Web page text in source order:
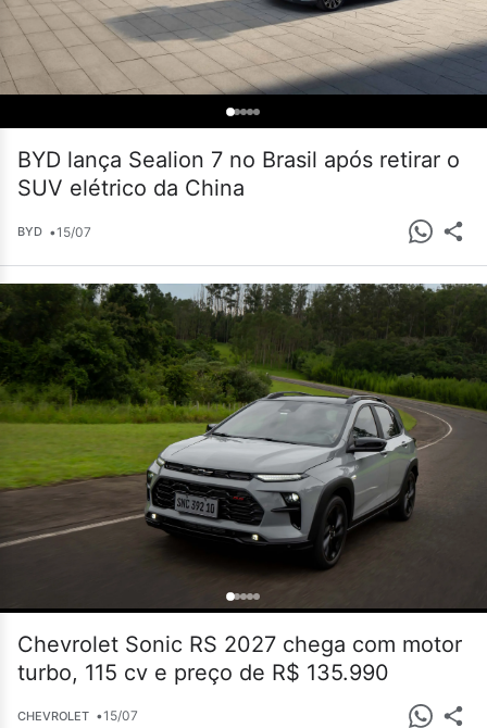
BYD lança Sealion 7 no Brasil após retirar o
SUV elétrico da China
BYD •15/07
Chevrolet Sonic RS 2027 chega com motor
turbo, 115 cv e preço de R$ 135.990
CHEVROLET •15/07